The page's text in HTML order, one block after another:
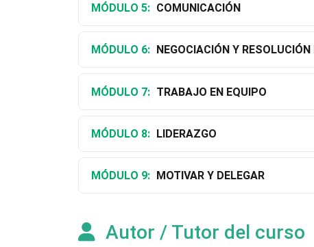
MÓDULO 5: COMUNICACIÓN
MÓDULO 6: NEGOCIACIÓN Y
MÓDULO 7: TRABAJO EN EQUIPO
MÓDULO 8: LIDERAZGO
MÓDULO 9: MOTIVAR Y DELEGAR
Autor / Tutor del curso